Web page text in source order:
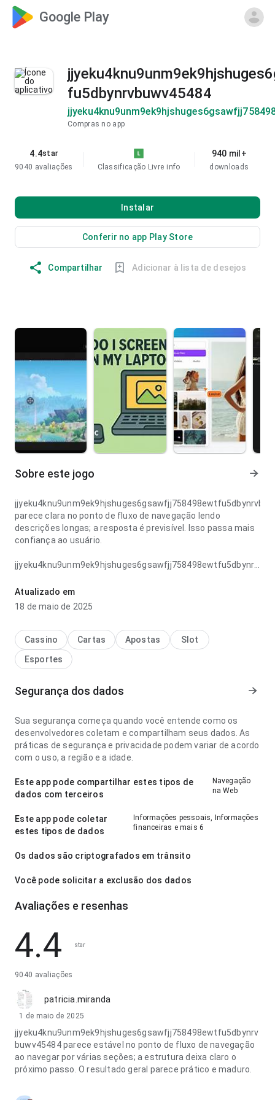
Google Play
fu5dbynrvbuwv45484
Compras no app
4.4star
9040 avaliações
Classificação Livre info
940 mil+
downloads
Instalar
Conferir no app Play Store
Compartilhar Adicionar à lista de desejos
Sobre este jogo
parece clara no ponto de fluxo de navegação lendo
descrições longas; a resposta é previsível. Isso passa mais
confiança ao usuário.
decidir instalar; o conteúdo é fácil de examinar. Esse
cuidado nos detalhes faz diferença.
Atualizado em
18 de maio de 2025
Cassino Cartas Apostas
Slot
Esportes
Segurança dos dados
Sua segurança começa quando você entende como os
desenvolvedores coletam e compartilham seus dados. As
práticas de segurança e privacidade podem variar de acordo
com o uso, a região e a idade.
Este app pode compartilhar estes tipos de
dados com terceiros
Navegação
na Web
Este app pode coletar
estes tipos de dados
Informações pessoais, Informações
financeiras e mais 6
Os dados são criptografados em trânsito
Você pode solicitar a exclusão dos dados
Avaliações e resenhas
4.4 star
9040 avaliações
patricia.miranda
1 de maio de 2025
jjyeku4knu9unm9ek9hjshuges6gsawfjj758498ewtfu5dbynrv
buwv45484 parece estável no ponto de fluxo de navegação
ao navegar por várias seções; a estrutura deixa claro o
próximo passo. O resultado geral parece prático e maduro.